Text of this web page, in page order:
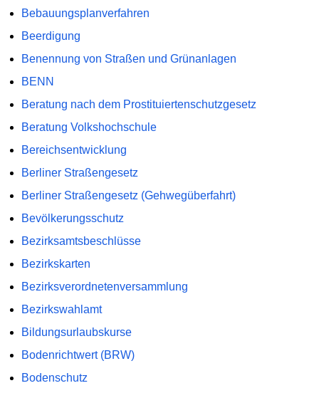
Bebauungsplanverfahren
Beerdigung
Benennung von Straßen und Grünanlagen
BENN
Beratung nach dem Prostituiertenschutzgesetz
Beratung Volkshochschule
Bereichsentwicklung
Berliner Straßengesetz
Berliner Straßengesetz (Gehwegüberfahrt)
Bevölkerungsschutz
Bezirksamtsbeschlüsse
Bezirkskarten
Bezirksverordnetenversammlung
Bezirkswahlamt
Bildungsurlaubskurse
Bodenrichtwert (BRW)
Bodenschutz